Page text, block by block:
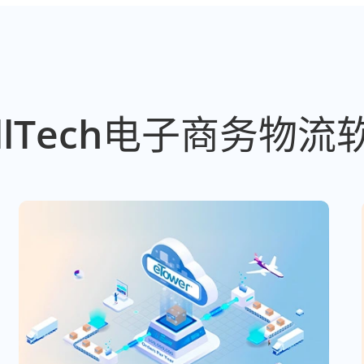
电子商务物流